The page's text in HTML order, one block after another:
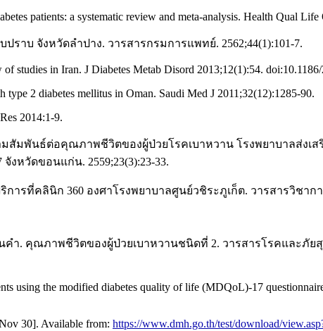
patients: a systematic review and meta-analysis. Health Qual Life
บ จังหวัดลำปาง. วารสารกรมการแพทย์. 2562;44(1):101-7.
in Iran. J Diabetes Metab Disord 2013;12(1):54.
2 diabetes mellitus in Oman. Saudi Med J 2011;32(12):1285-90.
2014:1-9.
มพันธ์ต่อคุณภาพชีวิตของผู้ป่วยโรคเบาหวาน โรงพยาบาลส่งเส
หวัดขอนแก่น. 2559;23(3):23-33.
คลินิก 360 องศาโรงพยาบาลศูนย์วชิระภูเก็ต. วารสารวิชาการ
. คุณภาพชีวิตของผู้ป่วยเบาหวานชนิดที่ 2. วารสารโรคและภั
using the modified diabetes quality of life (MDQoL)-17
30]. Available from: https://www.dmh.go.th/test/download/